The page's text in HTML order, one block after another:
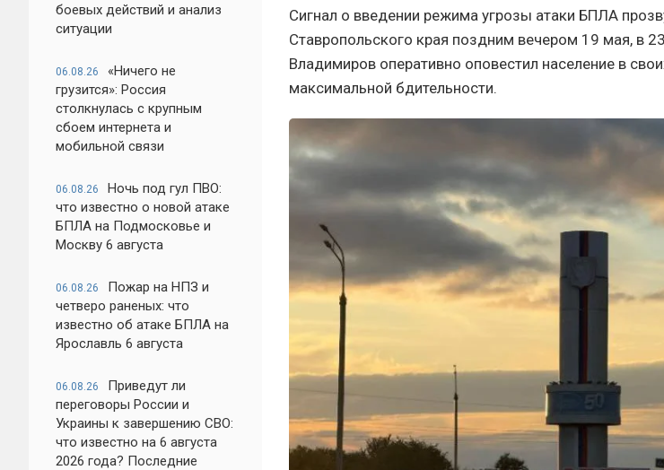
боевых действий и анализ
ситуации
06.08.26
«Ничего не
грузится»: Россия
столкнулась с крупным
сбоем интернета и
мобильной связи
06.08.26
Ночь под гул ПВО:
что известно о новой атаке
БПЛА на Подмосковье и
Москву 6 августа
06.08.26
Пожар на НПЗ и
четверо раненых: что
известно об атаке БПЛА на
Ярославль 6 августа
06.08.26
Приведут ли
переговоры России и
Украины к завершению СВО:
что известно на 6 августа
2026 года? Последние
Сигнал о введении режима угрозы атаки БПЛА
Ставропольского края поздним вечером 19 мая, в
Владимиров оперативно оповестил население в
максимальной бдительности.